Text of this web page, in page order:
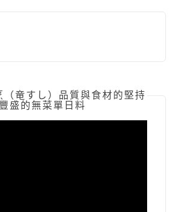
竜すし）品質與食材的堅持
豐盛的無菜單日料